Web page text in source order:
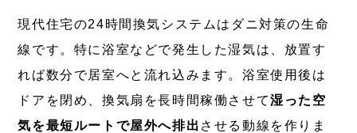
現代住宅の24時間換気システムはダニ対策の生命
線です。特に浴室などで発生した湿気は、放置す
れば数分で居室へと流れ込みます。浴室使用後は
ドアを閉め、換気扇を長時間稼働させて湿った空
気を最短ルートで屋外へ排出 させる動線を作りま